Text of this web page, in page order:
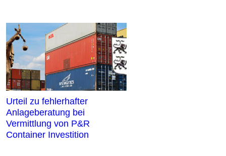
Urteil zu fehlerhafter
Anlageberatung bei
Vermittlung von P&R
Container Investition